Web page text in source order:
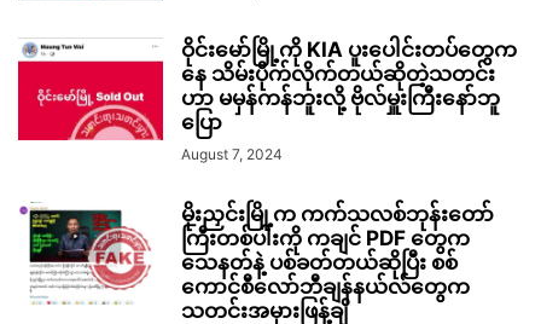
ဝိုင်းမော်မြို့ကို KIA ပူးပေါင်းတပ်တွေက
နေ သိမ်းပိုက်လိုက်တယ်ဆိုတဲ့သတင်း
ဟာ မမှန်ကန်ဘူးလို့ ဗိုလ်မှူးကြီးနော်ဘူ
ပြော
August 7, 2024
မိုးညှင်းမြို့က ကက်သလစ်ဘုန်းတော်
ကြီးတစ်ပါးကို ကချင် PDF တွေက
သေနတ်နဲ့ ပစ်ခတ်တယ်ဆိုပြီး စစ်
ကောင်စီလော်ဘီချန်နယ်လ်တွေက
သတင်းအမှားဖြန့်ချိ